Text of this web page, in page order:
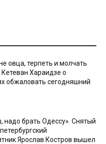
овца, терпеть и молчать
Хараидзе о
обжаловать сегодняшний
надо брать Одессу». Снятый
Ярослав Костров вышел